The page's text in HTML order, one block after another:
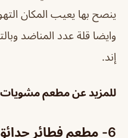
ينصح بها يعيب المكان
وايضا قلة عدد المناضد
إند.
للمزيد عن مطعم مشويات
6- مطعم فطائر